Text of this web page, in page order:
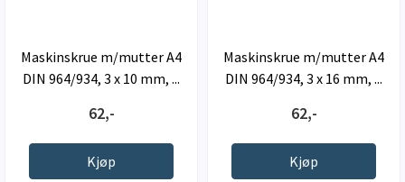
Maskinskrue m/mutter A4
DIN 964/934, 3 x 10 mm, ...
62,-
Kjøp
Maskinskrue m/mutter A4
DIN 964/934, 3 x 16 mm, ...
62,-
Kjøp